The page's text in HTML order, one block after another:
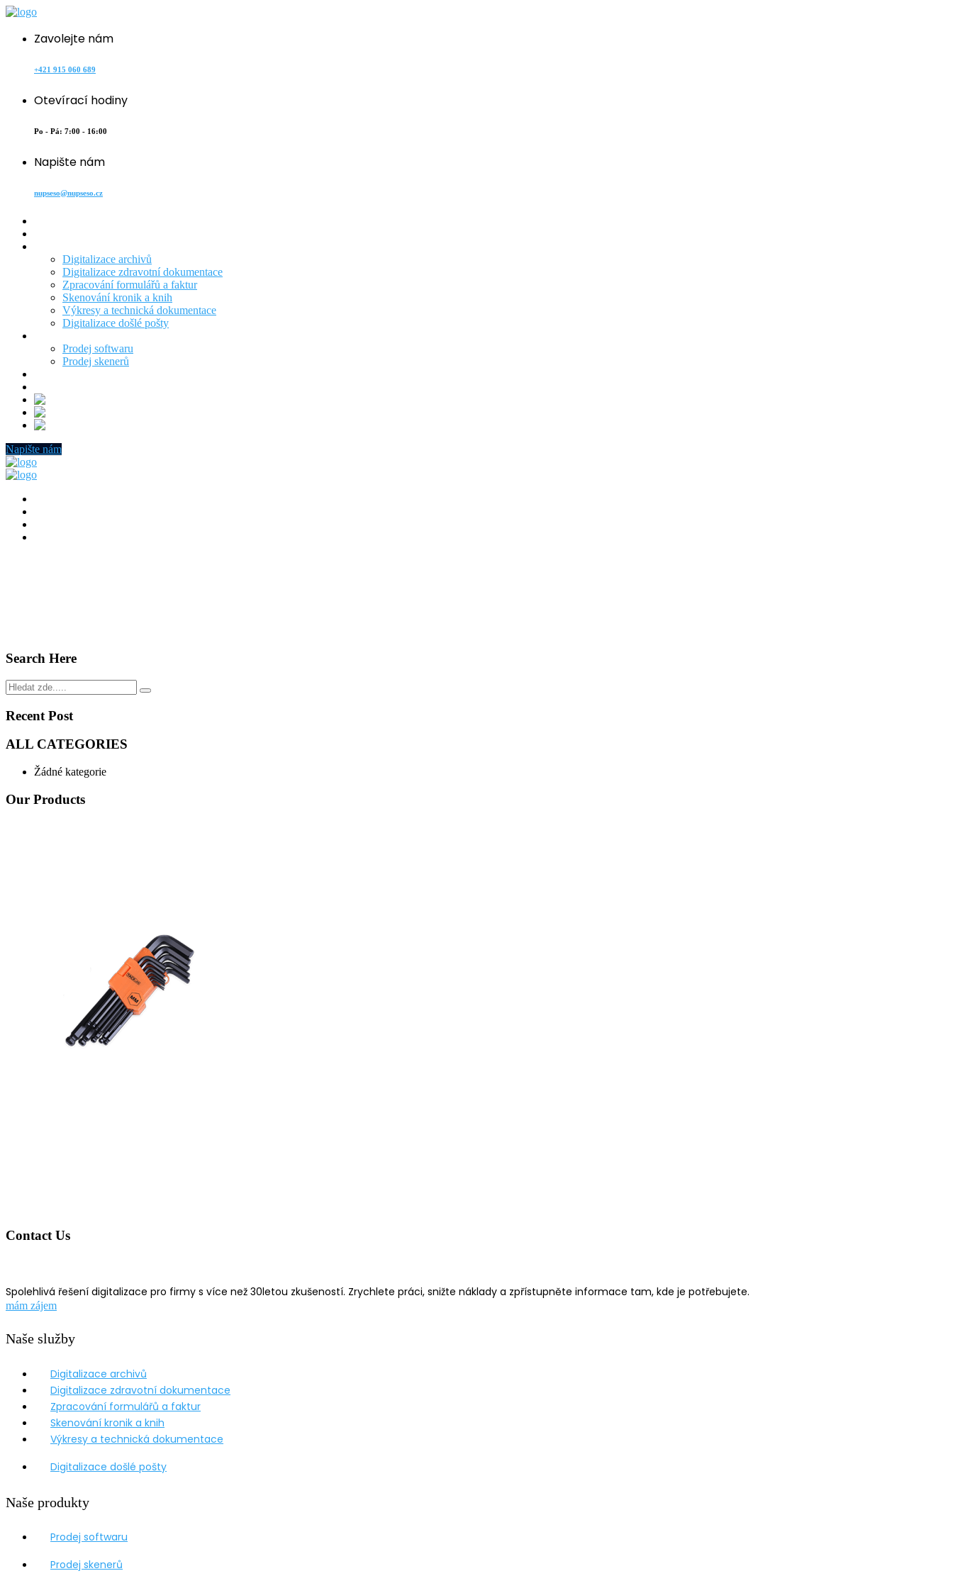
Zavolejte nám
+421 915 060 689
Otevírací hodiny
Po - Pá: 7:00 - 16:00
Napište nám
nupseso@nupseso.cz
Digitalizace archivů
Digitalizace zdravotní dokumentace
Zpracování formulářů a faktur
Skenování kronik a knih
Výkresy a technická dokumentace
Digitalizace došlé pošty
Prodej softwaru
Prodej skenerů
Napište nám
Search Here
Recent Post
ALL CATEGORIES
Žádné kategorie
Our Products
Contact Us
Spolehlivá řešení digitalizace pro firmy s více než 30letou zkušeností. Zrychlete práci, snižte náklady a zpřístupněte informace tam, kde je potřebujete.
mám zájem
Naše služby
Digitalizace archivů
Digitalizace zdravotní dokumentace
Zpracování formulářů a faktur
Skenování kronik a knih
Výkresy a technická dokumentace
Digitalizace došlé pošty
Naše produkty
Prodej softwaru
Prodej skenerů